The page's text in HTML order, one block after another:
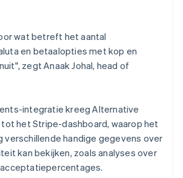
wat betreft het aantal
en betaalopties met kop en
zegt Anaak Johal, head of
integratie kreeg Alternative
het Stripe-dashboard, waarop het
verschillende handige gegevens over
kan bekijken, zoals analyses over